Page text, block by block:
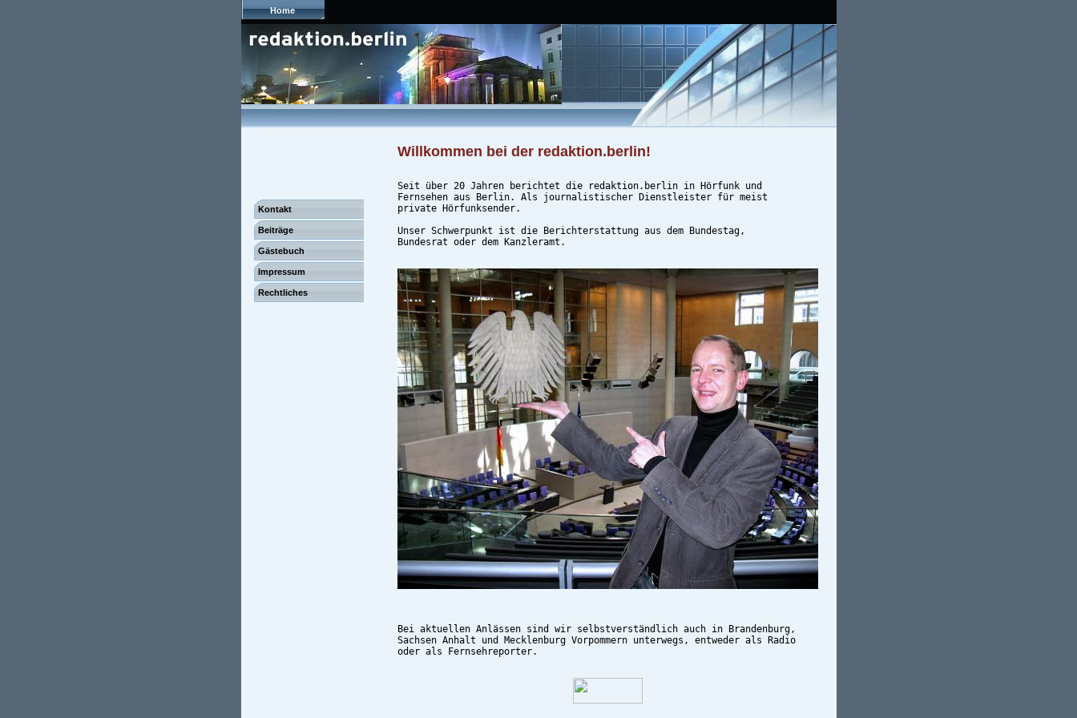
Home
Kontakt
Beiträge
Gästebuch
Impressum
Rechtliches
Willkommen bei der redaktion.berlin!
Seit über 20 Jahren berichtet die redaktion.berlin in Hörfunk und
Fernsehen aus Berlin. Als journalistischer Dienstleister für meist
private Hörfunksender.
Unser Schwerpunkt ist die Berichterstattung aus dem Bundestag,
Bundesrat oder dem Kanzleramt.
Bei aktuellen Anlässen sind wir selbstverständlich auch in Brandenburg,
Sachsen Anhalt und Mecklenburg Vorpommern unterwegs, entweder als Radio
oder als Fernsehreporter.